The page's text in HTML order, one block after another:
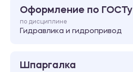
Оформление по ГОСТу
по дисциплине
Гидравлика и гидропривод
Шпаргалка